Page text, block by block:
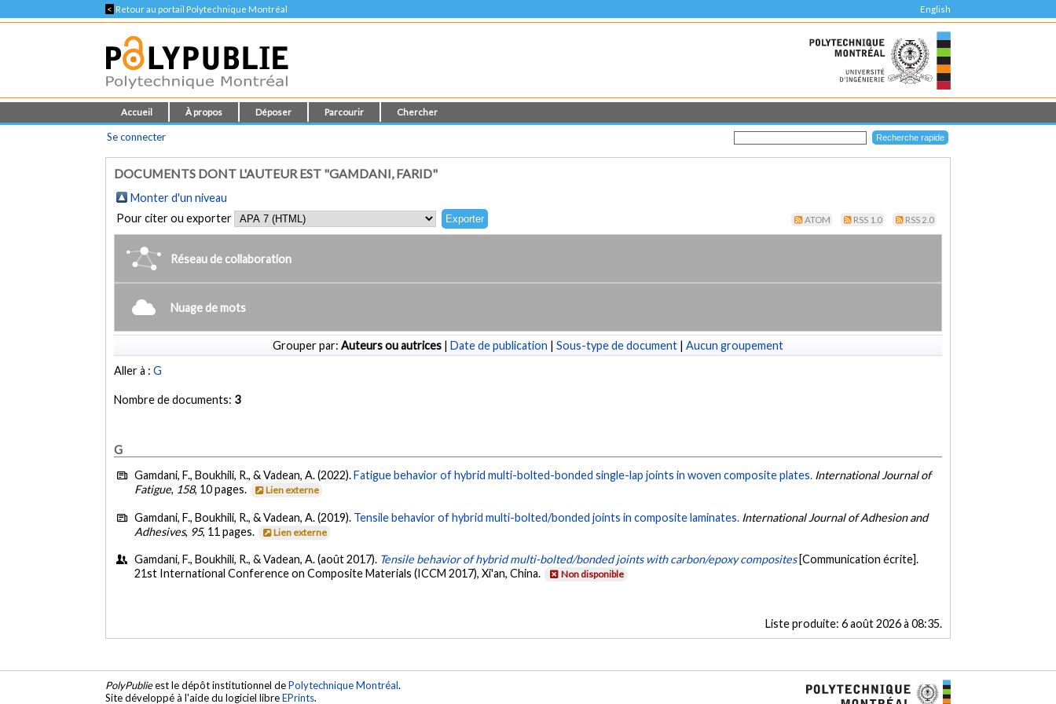
< Retour au portail Polytechnique Montréal English
Accueil À propos Déposer Parcourir Chercher
Se connecter
DOCUMENTS DONT L'AUTEUR EST "GAMDANI, FARID"
Monter d'un niveau
Pour citer ou exporter
ATOM RSS 1.0 RSS 2.0
Réseau de collaboration
Nuage de mots
Grouper par: Auteurs ou autrices | Date de publication | Sous-type de document | Aucun groupement
Aller à :G
Nombre de documents: 3
G
Gamdani, F., Boukhili, R., & Vadean, A. (2022).Fatigue behavior of hybrid multi-bolted-bonded single-lap joints in woven composite plates. International Journal of
Fatigue, 158, 10 pages. Lien externe
Gamdani, F., Boukhili, R., & Vadean, A. (2019). Tensile behavior of hybrid multi-bolted/bonded joints in composite laminates. International Journal of Adhesion and
Adhesives, 95, 11 pages. Lien externe
Gamdani, F., Boukhili, R., & Vadean, A. (août 2017). Tensile behavior of hybrid multi-bolted/bonded joints with carbon/epoxy composites [Communication écrite].
21st International Conference on Composite Materials (ICCM 2017), Xi'an, China.
Non disponible
Liste produite: 6 août 2026 à 08:35.
PolyPublieest le dépôt institutionnel dePolytechnique Montréal.
Site développé à l'aide du logiciel libreEPrints.